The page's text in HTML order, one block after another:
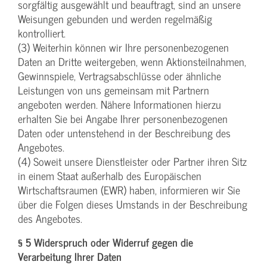
sorgfältig ausgewählt und beauftragt, sind an unsere
Weisungen gebunden und werden regelmäßig
kontrolliert.
(3) Weiterhin können wir Ihre personenbezogenen
Daten an Dritte weitergeben, wenn Aktionsteilnahmen,
Gewinnspiele, Vertragsabschlüsse oder ähnliche
Leistungen von uns gemeinsam mit Partnern
angeboten werden. Nähere Informationen hierzu
erhalten Sie bei Angabe Ihrer personenbezogenen
Daten oder untenstehend in der Beschreibung des
Angebotes.
(4) Soweit unsere Dienstleister oder Partner ihren Sitz
in einem Staat außerhalb des Europäischen
Wirtschaftsraumen (EWR) haben, informieren wir Sie
über die Folgen dieses Umstands in der Beschreibung
des Angebotes.
§ 5 Widerspruch oder Widerruf gegen die
Verarbeitung Ihrer Daten